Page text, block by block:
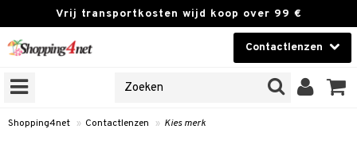
Vrij transportkosten wijd koop over 99 €
Contactlenzen
Contactlenzen
Brands
Shopping4net » Contactlenzen » Kies merk
KIES LENS